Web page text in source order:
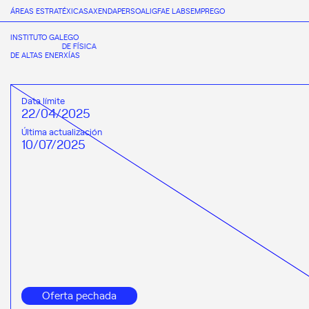
ÁREAS ESTRATÉXICASAXENDAPERSOALIGFAE LABSEMPREGO
INSTITUTO GALEGO
DE FÍSICA
DE ALTAS ENERXÍAS
Data límite
22/04/2025
Última actualización
10/07/2025
Oferta pechada